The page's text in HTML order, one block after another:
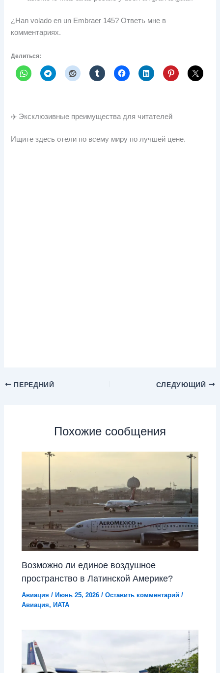
¿Han volado en un Embraer 145? Ответь мне в
комментариях.
Делиться:
✈️ Эксклюзивные преимущества для читателей
Ищите здесь отели по всему миру по лучшей цене.
ПЕРЕДНИЙ СЛЕДУЮЩИЙ
Похожие сообщения
Возможно ли единое воздушное
пространство в Латинской Америке?
Авиация / Июнь 25, 2026/Оставить комментарий /
Авиация, ИАТА